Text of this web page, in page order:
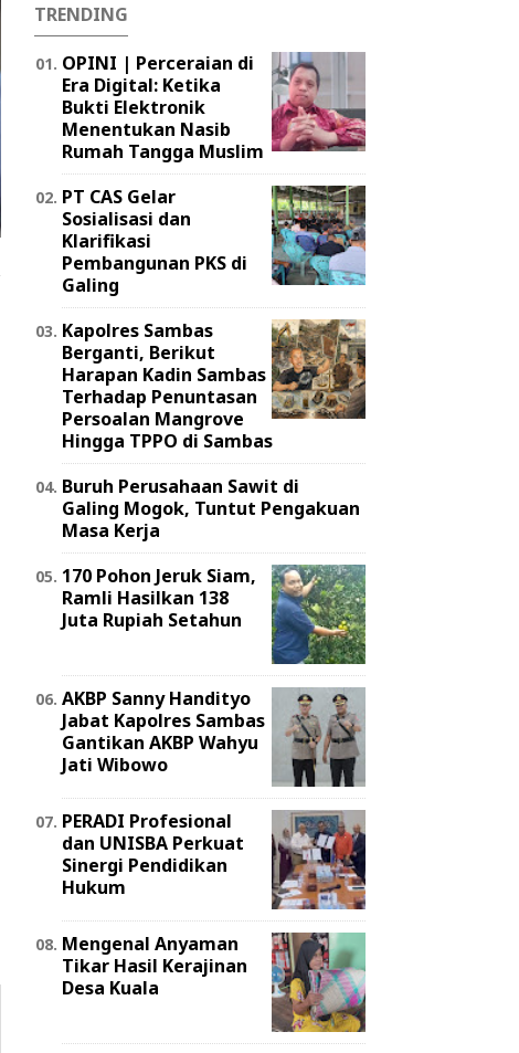
TRENDING
OPINI | Perceraian di
Era Digital: Ketika
Bukti Elektronik
Menentukan Nasib
Rumah Tangga Muslim
PT CAS Gelar
Sosialisasi dan
Klarifikasi
Pembangunan PKS di
Galing
Kapolres Sambas
Berganti, Berikut
Harapan Kadin Sambas
Terhadap Penuntasan
Persoalan Mangrove
Hingga TPPO di Sambas
Buruh Perusahaan Sawit di
Galing Mogok, Tuntut Pengakuan
Masa Kerja
170 Pohon Jeruk Siam,
Ramli Hasilkan 138
Juta Rupiah Setahun
AKBP Sanny Handityo
Jabat Kapolres Sambas
Gantikan AKBP Wahyu
Jati Wibowo
PERADI Profesional
dan UNISBA Perkuat
Sinergi Pendidikan
Hukum
Mengenal Anyaman
Tikar Hasil Kerajinan
Desa Kuala